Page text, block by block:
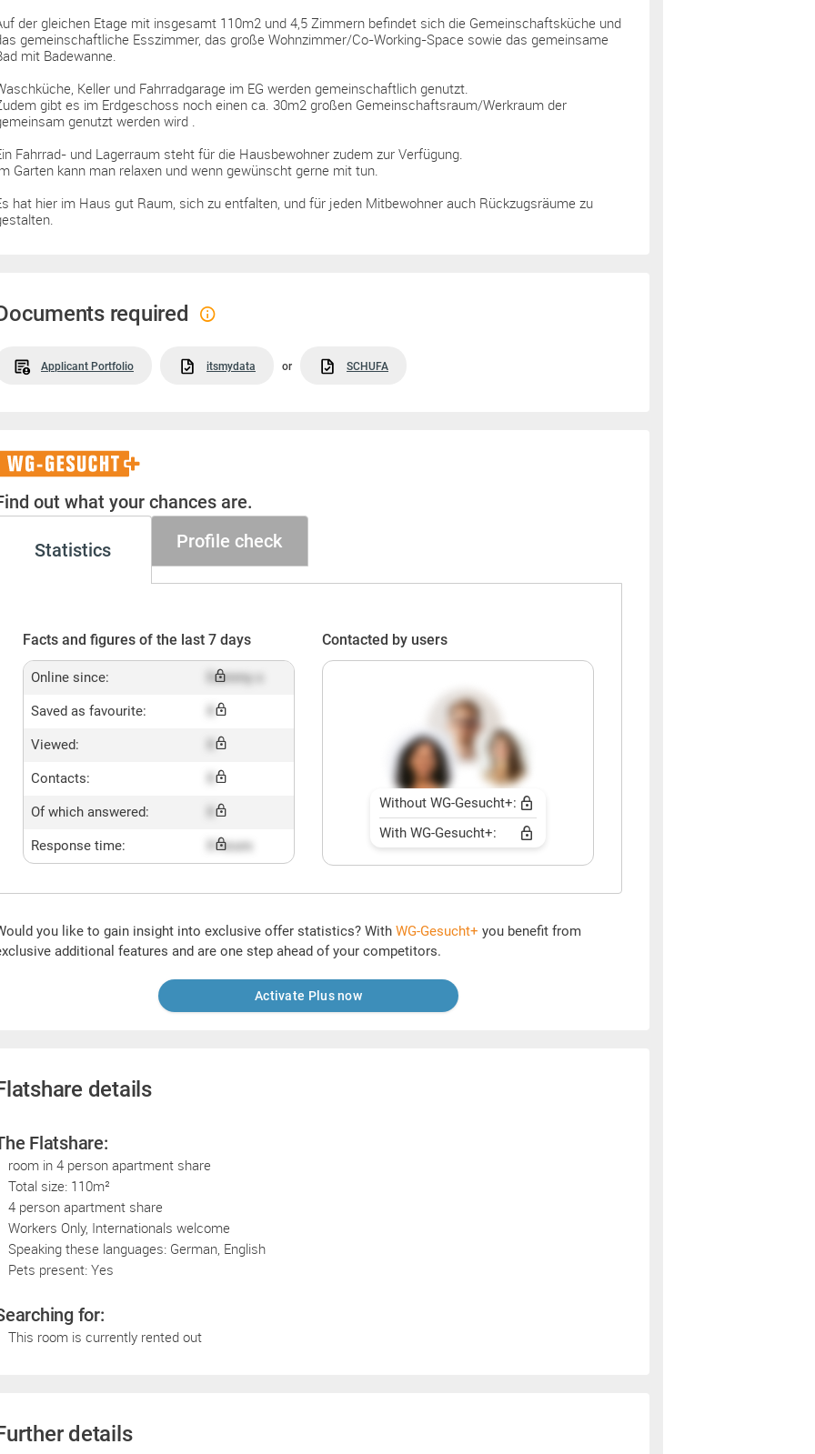
der gleichen Etage mit insgesamt 110m2 und 4,5 Zimmern befindet sich die Gemeinschaftsküche und
gemeinschaftliche Esszimmer, das große Wohnzimmer/Co-Working-Space sowie das gemeinsame
mit Badewanne.
Keller und Fahrradgarage im EG werden gemeinschaftlich genutzt.
gibt es im Erdgeschoss noch einen ca. 30m2 großen Gemeinschaftsraum/Werkraum der
genutzt werden wird .
Fahrrad- und Lagerraum steht für die Hausbewohner zudem zur Verfügung.
Garten kann man relaxen und wenn gewünscht gerne mit tun.
hat hier im Haus gut Raum, sich zu entfalten, und für jeden Mitbewohner auch Rückzugsräume zu
required
Applicant Portfolio itsmydata or SCHUFA
out what your chances are.
Statistics Profile check
Facts and figures of the last 7 days
Online since: Dummy x
Saved as favourite:
Viewed:
Contacts:
Of which answered:
Response time: X hours
Contacted by users
Without WG-Gesucht+:
With WG-Gesucht+:
you like to gain insight into exclusive offer statistics? With WG-Gesucht+ you benefit from
additional features and are one step ahead of your competitors.
Activate Plus now
details
Flatshare:
room in 4 person apartment share
Total size: 110m²
4 person apartment share
Workers Only, Internationals welcome
Speaking these languages: German, English
Pets present: Yes
for:
This room is currently rented out
details